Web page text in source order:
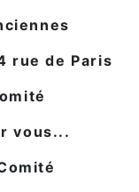
rue de Paris
vous...